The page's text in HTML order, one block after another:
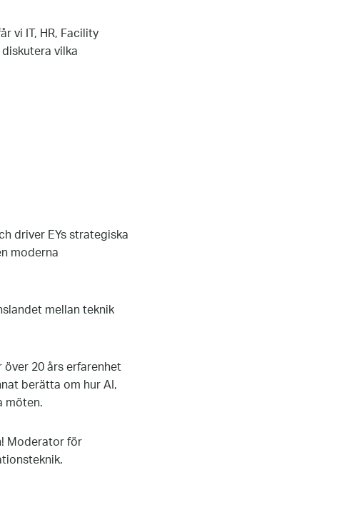
vi IT, HR, Facility
diskutera vilka
driver EYs strategiska
moderna
mellan teknik
20 års erfarenhet
berätta om hur AI,
möten.
Moderator för